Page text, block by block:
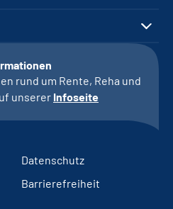
rund um Rente, Reha und
unserer Infoseite
Datenschutz
Barrierefreiheit